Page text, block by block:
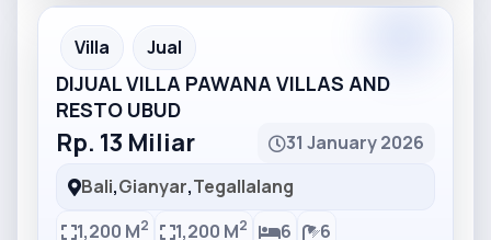
Partner Ad
Villa Jual
DIJUAL VILLA PAWANA VILLAS AND
RESTO UBUD
Rp. 13 Miliar
31 January 2026
Bali,Gianyar,Tegallalang
1,200 M2 1,200 M2 6 6